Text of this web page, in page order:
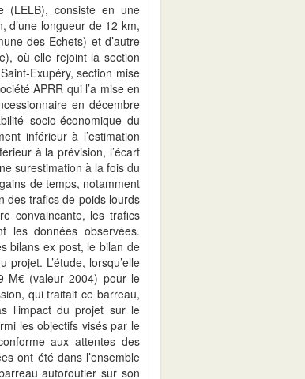
(LELB), consiste en une
d’une longueur de 12 km,
des Echets) et d’autre
où elle rejoint la section
Exupéry, section mise
APRR qui l’a mise en
en décembre
socio-économique du
inférieur à l’estimation
à la prévision, l’écart
surestimation à la fois du
de temps, notamment
des trafics de poids lourds
convaincante, les trafics
les données observées.
bilans ex post, le bilan de
projet. L’étude, lorsqu’elle
M€ (valeur 2004) pour le
qui traitait ce barreau,
l’impact du projet sur le
les objectifs visés par le
aux attentes des
ont été dans l’ensemble
autoroutier sur son